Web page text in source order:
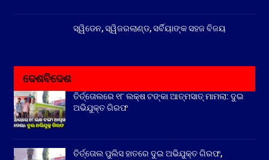
ସ୍ୱିଡେନ, ସ୍ୱିଜରଲାଣ୍ଡ, ସର୍ବିୟାଙ୍କ ସହଜ ବିଜୟ
ଦେଶବିଦେଶ
ତିର୍ତ୍ତୋଲରେ ୧୮ ଲକ୍ଷ ଟଙ୍କା ଆତ୍ମସାତ୍ ମାମଲା: ଦୁଇ
ଅଭିଯୁକ୍ତ ଗିରଫ
ତିର୍ତ୍ତୋଲ ପୁଲିସ ହାତରେ ଦୁଇ ଅଭିଯୁକ୍ତ ଗିରଫ,